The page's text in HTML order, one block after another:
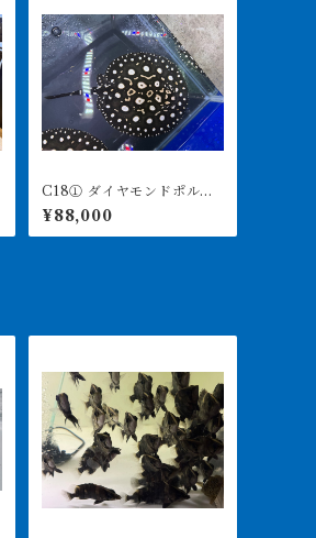
C18① ダイヤモンドポル
カ アルビノヘテロ 体盤1
6㎝前後 ♀
¥88,000